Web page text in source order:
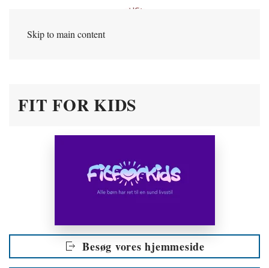
Skip to main content
FIT FOR KIDS
Besøg vores hjemmeside